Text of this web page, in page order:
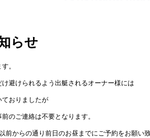
らせ
。
避けられるよう出艇されるオーナー様には
おりましたが
のご連絡は不要となります。
前からの通り前日のお昼までにご予約をお願い致